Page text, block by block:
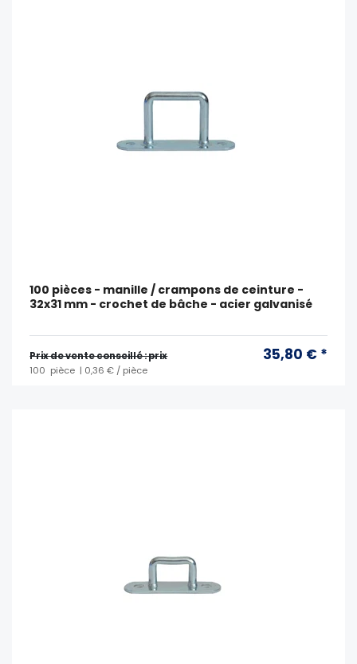
100 pièces - manille / crampons de ceinture -
32x31 mm - crochet de bâche - acier galvanisé
Prix ​​de vente conseillé : prix 35,80 € *
100 pièce | 0,36 € / pièce